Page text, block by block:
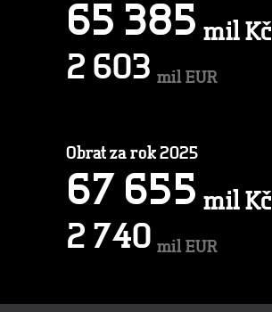
65 385 mil Kč
2 603 mil EUR
Obrat za rok 2025
67 655 mil Kč
2 740 mil EUR